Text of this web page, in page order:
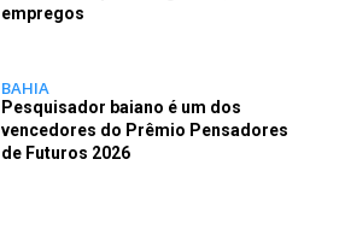
empregos
BAHIA
Pesquisador baiano é um dos
vencedores do Prêmio Pensadores
de Futuros 2026